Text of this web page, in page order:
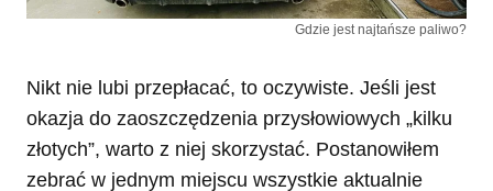
Gdzie jest najtańsze paliwo?
Nikt nie lubi przepłacać, to oczywiste. Jeśli jest
okazja do zaoszczędzenia przysłowiowych „kilku
złotych”, warto z niej skorzystać. Postanowiłem
zebrać w jednym miejscu wszystkie aktualnie